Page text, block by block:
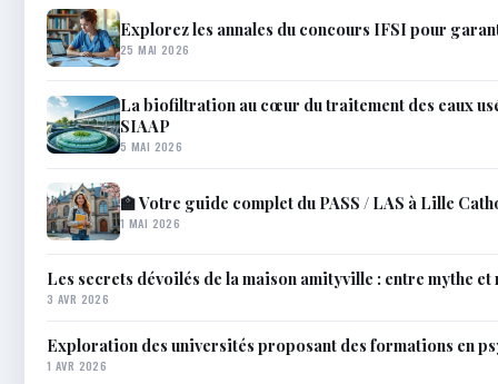
Explorez les annales du concours IFSI pour
25 MAI 2026
La biofiltration au cœur du traitement des eaux
SIAAP
5 MAI 2026
🏫 Votre guide complet du PASS / LAS à Lille
1 MAI 2026
Les secrets dévoilés de la maison amityville : entre mythe
3 AVR 2026
Exploration des universités proposant des formations en
1 AVR 2026